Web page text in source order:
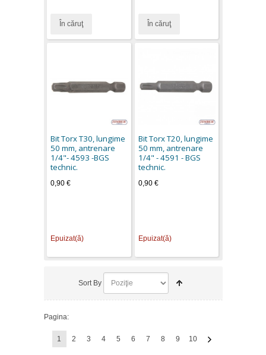
În căruţ În căruţ
Bit Torx T30, lungime
50 mm, antrenare
1/4"- 4593 -BGS
technic.
0,90 €
Epuizat(ă)
Bit Torx T20, lungime
50 mm, antrenare
1/4" - 4591 - BGS
technic.
0,90 €
Epuizat(ă)
Sort By
Pagina:
1 2 3 4 5 6 7 8 9 10